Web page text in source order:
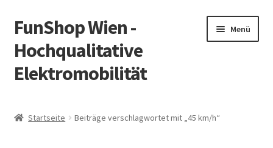
Zur
Navigation
springen
Zum
Inhalt
springen
FunShop Wien -
Hochqualitative
Elektromobilität
Menü
Startseite Beiträge verschlagwortet mit „45 km/h“